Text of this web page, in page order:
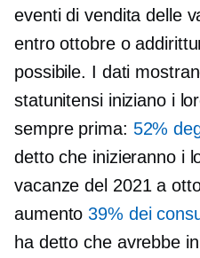
eventi di vendita delle
entro ottobre o
possibile. I dati
statunitensi iniziano i
sempre prima: 52%
detto che inizieranno i
vacanze del 2021 a
aumento39% dei
ha detto che avrebbe